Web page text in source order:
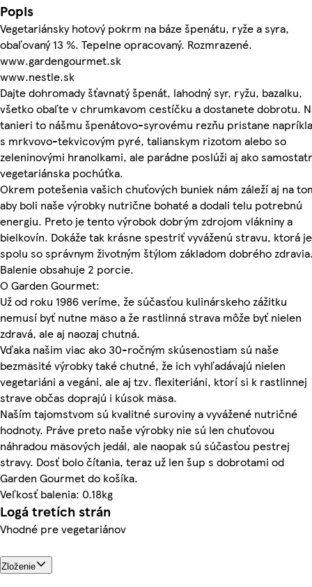
Popis
Vegetariánsky hotový pokrm na báze špenátu, ryže a syra,
obaľovaný 13 %. Tepelne opracovaný. Rozmrazené.
www.gardengourmet.sk
www.nestle.sk
Dajte dohromady šťavnatý špenát, lahodný syr, ryžu, bazalku,
všetko obaľte v chrumkavom cestíčku a dostanete dobrotu.
tanieri to nášmu špenátovo-syrovému rezňu pristane
s mrkvovo-tekvicovým pyré, talianskym rizotom alebo so
zeleninovými hranolkami, ale parádne poslúži aj ako
vegetariánska pochúťka.
Okrem potešenia vašich chuťových buniek nám záleží aj na
aby boli naše výrobky nutrične bohaté a dodali telu potrebnú
energiu. Preto je tento výrobok dobrým zdrojom vlákniny a
bielkovín. Dokáže tak krásne spestriť vyváženú stravu, ktorá je
spolu so správnym životným štýlom základom dobrého
Balenie obsahuje 2 porcie.
O Garden Gourmet:
Už od roku 1986 veríme, že súčasťou kulinárskeho zážitku
nemusí byť nutne mäso a že rastlinná strava môže byť nielen
zdravá, ale aj naozaj chutná.
Vďaka našim viac ako 30-ročným skúsenostiam sú naše
bezmäsité výrobky také chutné, že ich vyhľadávajú nielen
vegetariáni a vegáni, ale aj tzv. flexiteriáni, ktorí si k rastlinnej
strave občas doprajú i kúsok mäsa.
Naším tajomstvom sú kvalitné suroviny a vyvážené nutričné
hodnoty. Práve preto naše výrobky nie sú len chuťovou
náhradou mäsových jedál, ale naopak sú súčasťou pestrej
stravy. Dosť bolo čítania, teraz už len šup s dobrotami od
Garden Gourmet do košíka.
Veľkosť balenia: 0.18kg
Logá tretích strán
Vhodné pre vegetariánov
Zloženie